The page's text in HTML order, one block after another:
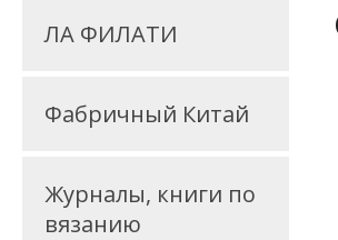
ЛА ФИЛАТИ
Фабричный Китай
Журналы, книги по
вязанию